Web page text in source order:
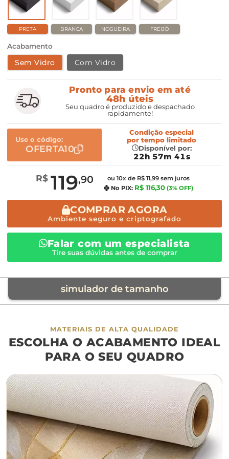
PRETA BRANCA NOGUEIRA FREIJÓ
Acabamento
Sem Vidro Com Vidro
Pronto para envio em até
48h úteis
Seu quadro é produzido e despachado
rapidamente!
Use o código:
OFERTA10
Condição especial
por tempo limitado
Disponível por:
22h 57m 40s
R$ 119,90
ou 10x de R$ 11,99 sem juros
No PIX: R$ 116,30 (3% OFF)
COMPRAR AGORA
Ambiente seguro e criptografado
Falar com um especialista
Tire suas dúvidas antes de comprar
simulador de tamanho
móvel de referência
sofá cama
largura aproximada
160cm 200cm
MATERIAIS DE ALTA QUALIDADE
ESCOLHA O ACABAMENTO IDEAL
PARA O SEU QUADRO